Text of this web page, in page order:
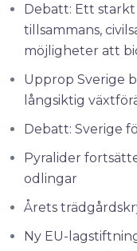
Debatt: Ett
tillsammans,
möjligheter att
Upprop Sverige
långsiktig
Debatt: Sverige
Pyralider
odlingar
Årets
Ny EU-